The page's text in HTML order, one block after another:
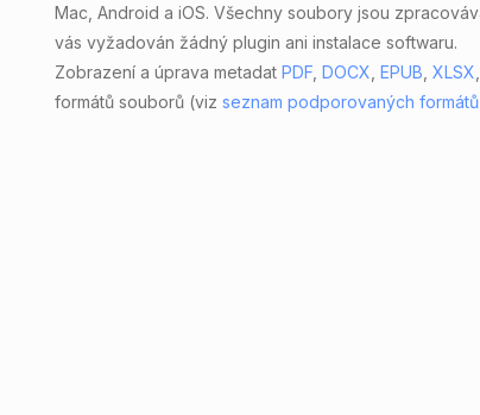
Mac, Android a iOS. Všechny soubory jsou
vás vyžadován žádný plugin ani instalace softwaru.
Zobrazení a úprava metadat PDF DOCX EPUB XLSX
formátů souborů (viz seznam podporovaných formátů